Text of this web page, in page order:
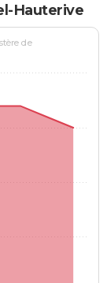
Hauterive
de